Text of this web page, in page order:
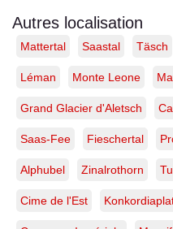
à
du
Combin,
valaisannes
Tirage
d’art
Autres localisation
Mattertal Saastal Täsch
Léman Monte Leone
Grand Glacier d'Aletsch
Saas-Fee Fieschertal
Alphubel Zinalrothorn
Cime de l'Est